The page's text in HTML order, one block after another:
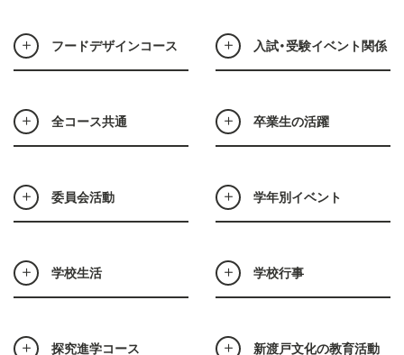
フードデザインコース 入試・受験イベント関係
全コース共通 卒業生の活躍
委員会活動 学年別イベント
学校生活 学校行事
探究進学コース 新渡戸文化の教育活動